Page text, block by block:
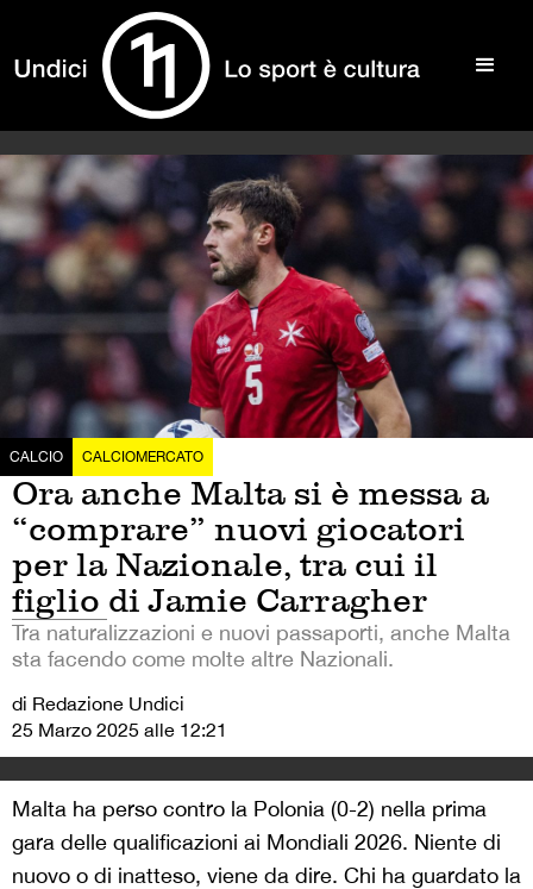
CALCIO CALCIOMERCATO
Ora anche Malta si è messa a
“comprare” nuovi giocatori
per la Nazionale, tra cui il
figlio di Jamie Carragher
Tra naturalizzazioni e nuovi passaporti, anche Malta
sta facendo come molte altre Nazionali.
di Redazione Undici
25 Marzo 2025 alle 12:21
Malta ha perso contro la Polonia (0-2) nella prima
gara delle qualificazioni ai Mondiali 2026. Niente di
nuovo o di inatteso, viene da dire. Chi ha guardato la